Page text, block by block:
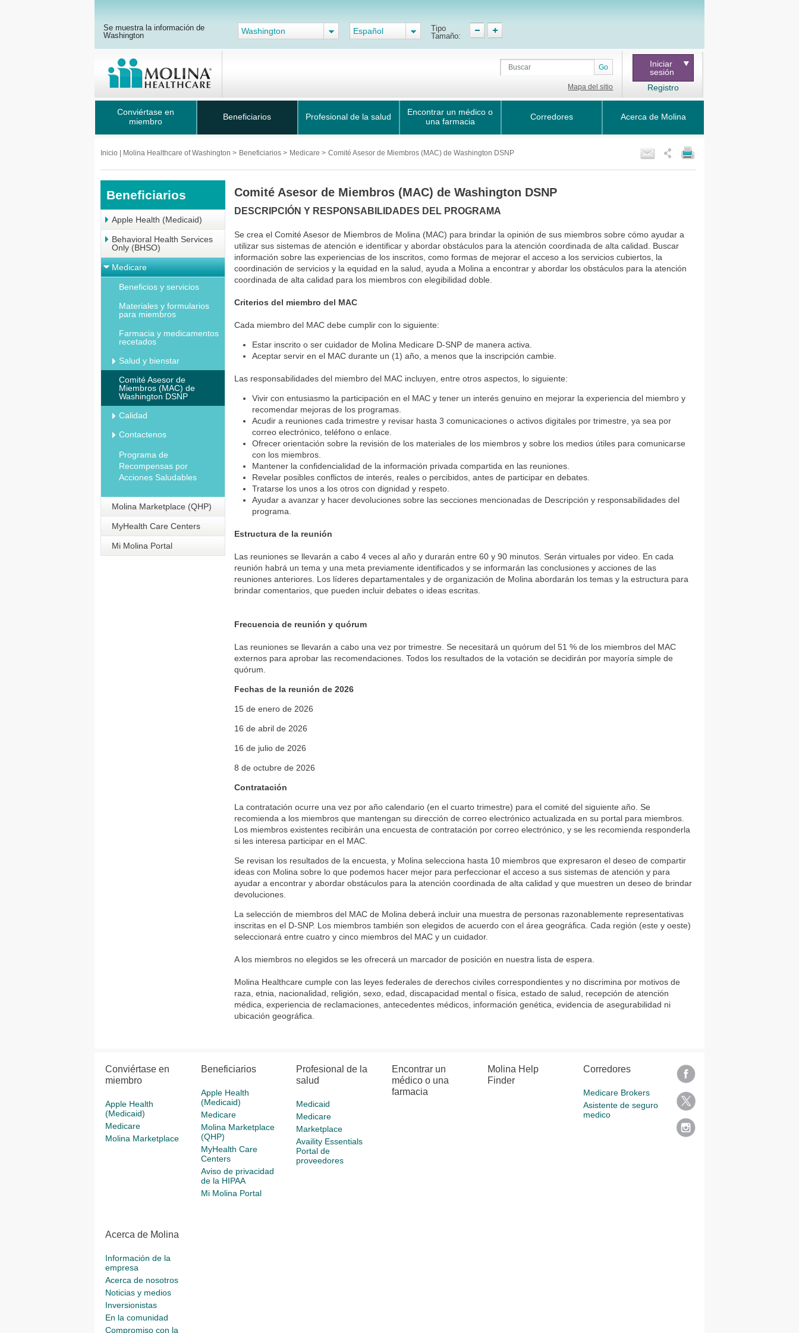
Se muestra la información de
Washington
Washington Español
Tipo
Tamaño:
Go
Mapa del sitio
Iniciar
sesión
Registro
Conviértase en
miembro
Beneficiarios Profesional de la salud
Encontrar un médico o
una farmacia
Corredores Acerca de Molina
Inicio | Molina Healthcare of Washington > Beneficiarios > Medicare > Comité Asesor de Miembros (MAC) de Washington DSNP
Beneficiarios
Apple Health (Medicaid)
Behavioral Health Services
Only (BHSO)
Medicare
Beneficios y servicios
Materiales y formularios
para miembros
Farmacia y medicamentos
recetados
Salud y bienstar
Comité Asesor de
Miembros (MAC) de
Washington DSNP
Calidad
Contactenos
Programa de
Recompensas por
Acciones Saludables
Molina Marketplace (QHP)
MyHealth Care Centers
Mi Molina Portal
Comité Asesor de Miembros (MAC) de Washington DSNP
DESCRIPCIÓN Y RESPONSABILIDADES DEL PROGRAMA
Se crea el Comité Asesor de Miembros de Molina (MAC) para brindar la opinión de sus miembros sobre cómo ayudar a
utilizar sus sistemas de atención e identificar y abordar obstáculos para la atención coordinada de alta calidad. Buscar
información sobre las experiencias de los inscritos, como formas de mejorar el acceso a los servicios cubiertos, la
coordinación de servicios y la equidad en la salud, ayuda a Molina a encontrar y abordar los obstáculos para la atención
coordinada de alta calidad para los miembros con elegibilidad doble.
Criterios del miembro del MAC
Cada miembro del MAC debe cumplir con lo siguiente:
Estar inscrito o ser cuidador de Molina Medicare D-SNP de manera activa.
Aceptar servir en el MAC durante un (1) año, a menos que la inscripción cambie.
Las responsabilidades del miembro del MAC incluyen, entre otros aspectos, lo siguiente:
Vivir con entusiasmo la participación en el MAC y tener un interés genuino en mejorar la experiencia del miembro y
recomendar mejoras de los programas.
Acudir a reuniones cada trimestre y revisar hasta 3 comunicaciones o activos digitales por trimestre, ya sea por
correo electrónico, teléfono o enlace.
Ofrecer orientación sobre la revisión de los materiales de los miembros y sobre los medios útiles para comunicarse
con los miembros.
Mantener la confidencialidad de la información privada compartida en las reuniones.
Revelar posibles conflictos de interés, reales o percibidos, antes de participar en debates.
Tratarse los unos a los otros con dignidad y respeto.
Ayudar a avanzar y hacer devoluciones sobre las secciones mencionadas de Descripción y responsabilidades del
programa.
Estructura de la reunión
Las reuniones se llevarán a cabo 4 veces al año y durarán entre 60 y 90 minutos. Serán virtuales por video. En cada
reunión habrá un tema y una meta previamente identificados y se informarán las conclusiones y acciones de las
reuniones anteriores. Los líderes departamentales y de organización de Molina abordarán los temas y la estructura para
brindar comentarios, que pueden incluir debates o ideas escritas.
Frecuencia de reunión y quórum
Las reuniones se llevarán a cabo una vez por trimestre. Se necesitará un quórum del 51 % de los miembros del MAC
externos para aprobar las recomendaciones. Todos los resultados de la votación se decidirán por mayoría simple de
quórum.
Fechas de la reunión de 2026
15 de enero de 2026
16 de abril de 2026
16 de julio de 2026
8 de octubre de 2026
Contratación
La contratación ocurre una vez por año calendario (en el cuarto trimestre) para el comité del siguiente año. Se
recomienda a los miembros que mantengan su dirección de correo electrónico actualizada en su portal para miembros.
Los miembros existentes recibirán una encuesta de contratación por correo electrónico, y se les recomienda responderla
si les interesa participar en el MAC.
Se revisan los resultados de la encuesta, y Molina selecciona hasta 10 miembros que expresaron el deseo de compartir
ideas con Molina sobre lo que podemos hacer mejor para perfeccionar el acceso a sus sistemas de atención y para
ayudar a encontrar y abordar obstáculos para la atención coordinada de alta calidad y que muestren un deseo de brindar
devoluciones.
La selección de miembros del MAC de Molina deberá incluir una muestra de personas razonablemente representativas
inscritas en el D-SNP. Los miembros también son elegidos de acuerdo con el área geográfica. Cada región (este y oeste)
seleccionará entre cuatro y cinco miembros del MAC y un cuidador.
A los miembros no elegidos se les ofrecerá un marcador de posición en nuestra lista de espera.
Molina Healthcare cumple con las leyes federales de derechos civiles correspondientes y no discrimina por motivos de
raza, etnia, nacionalidad, religión, sexo, edad, discapacidad mental o física, estado de salud, recepción de atención
médica, experiencia de reclamaciones, antecedentes médicos, información genética, evidencia de asegurabilidad ni
ubicación geográfica.
Conviértase en
miembro
Apple Health
(Medicaid)
Medicare
Molina Marketplace
Beneficiarios
Apple Health
(Medicaid)
Medicare
Molina Marketplace
(QHP)
MyHealth Care
Centers
Aviso de privacidad
de la HIPAA
Mi Molina Portal
Profesional de la
salud
Medicaid
Medicare
Marketplace
Availity Essentials
Portal de
proveedores
Encontrar un
médico o una
farmacia
Molina Help
Finder
Corredores
Medicare Brokers
Asistente de seguro
medico
Acerca de Molina
Información de la
empresa
Acerca de nosotros
Noticias y medios
Inversionistas
En la comunidad
Compromiso con la